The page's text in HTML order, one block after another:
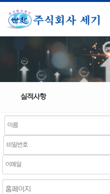
실적사항